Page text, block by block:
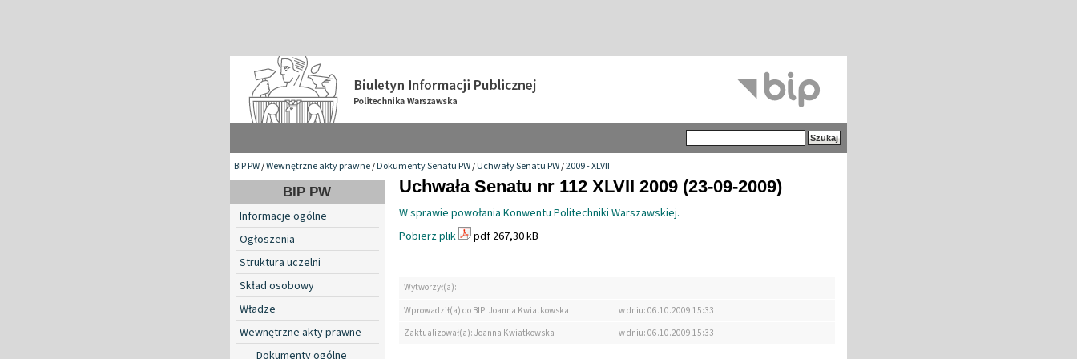
BIP PW/Wewnętrzne akty prawne/Dokumenty Senatu PW/Uchwały Senatu PW/2009 - XLVII
BIP PW
Informacje ogólne
Ogłoszenia
Struktura uczelni
Skład osobowy
Władze
Wewnętrzne akty prawne
Dokumenty ogólne
Uchwała Senatu nr 112 XLVII 2009 (23-09-2009)
W sprawie powołania Konwentu Politechniki Warszawskiej.
Pobierz plik
pdf 267,30 kB
Wytworzył(a):
Wprowadził(a) do BIP: Joanna Kwiatkowska
w dniu: 06.10.2009 15:33
Zaktualizował(a): Joanna Kwiatkowska
w dniu: 06.10.2009 15:33